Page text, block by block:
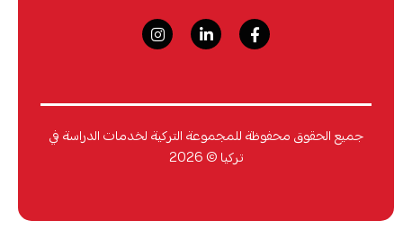
جميع الحقوق محفوظة للمجموعة التركية لخدمات الدراسة في
تركيا © 2026